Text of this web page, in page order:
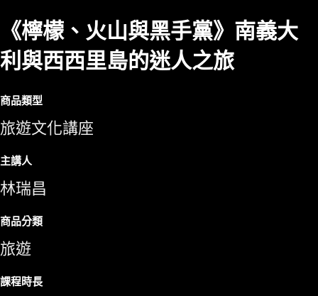
《檸檬、火山與黑手黨》南義大
利與西西里島的迷人之旅
商品類型
旅遊文化講座
主講人
林瑞昌
商品分類
旅遊
課程時長